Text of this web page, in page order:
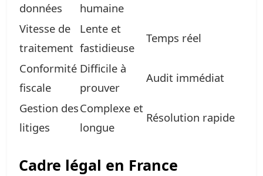
données
humaine
Vitesse de
traitement
Lente et
fastidieuse
Temps réel
Conformité
fiscale
Difficile à
prouver
Audit immédiat
Gestion des
litiges
Complexe et
longue
Résolution rapide
Cadre légal en France